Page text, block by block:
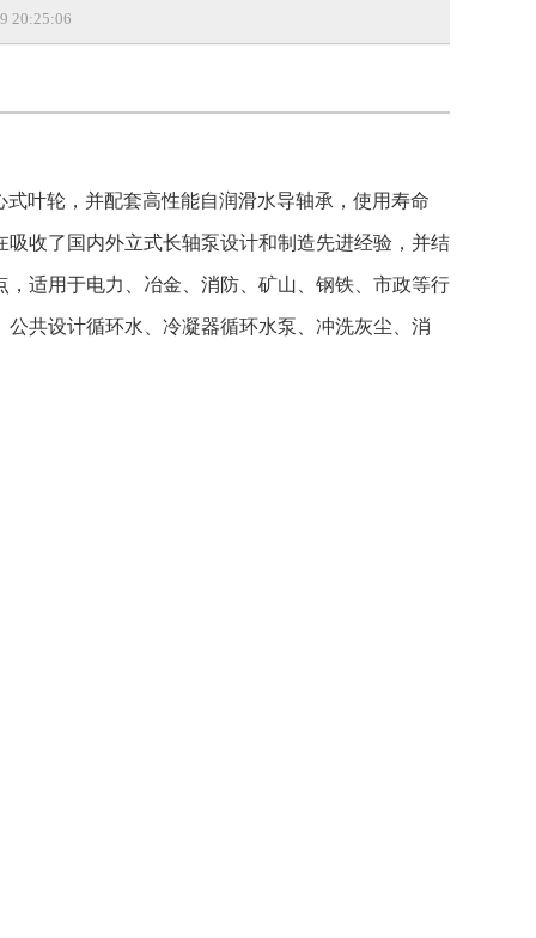
20:25:06
叶轮，并配套高性能自润滑水导轴承，使用寿命
收了国内外立式长轴泵设计和制造先进经验，并结
适用于电力、冶金、消防、矿山、钢铁、市政等行
共设计循环水、冷凝器循环水泵、 冲洗灰尘、消